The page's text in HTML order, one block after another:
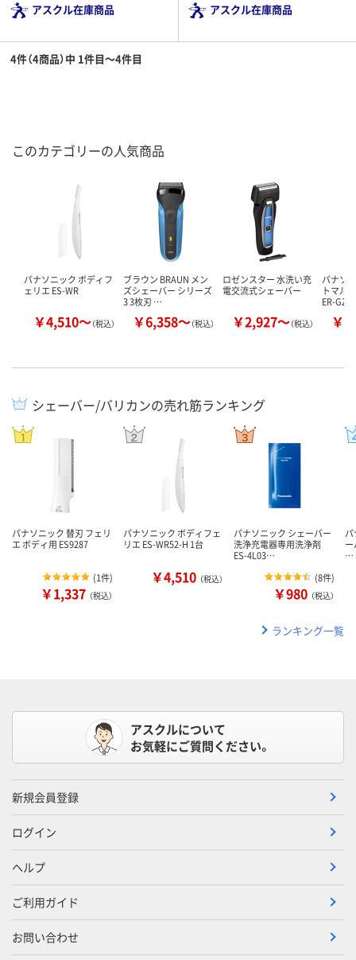
アスクル在庫商品
アスクル在庫商品
4件（4商品）中 1件目～4件目
このカテゴリーの人気商品
パナソニック ボディフ
ェリエ ES-WR
￥4,510～（税込）
ブラウン BRAUN メン
ズシェーバー シリーズ
3 3枚刃 …
￥6,358～（税込）
ロゼンスター 水洗い充
電交流式シェーバー
￥2,927～（税込）
パナソ
トマル
ER-GZ50
￥
シェーバー/バリカンの売れ筋ランキング
パナソニック 替刃 フェリ
エ ボディ用 ES9287
(1件)
￥1,337 （税込）
パナソニック ボディフェ
リエ ES-WR52-H 1台
￥4,510 （税込）
パナソニック シェーバー
洗浄充電器専用洗浄剤
ES-4L03…
(8件)
￥980 （税込）
…
ランキング一覧
アスクルについて
お気軽にご質問ください。
新規会員登録
ログイン
ヘルプ
ご利用ガイド
お問い合わせ